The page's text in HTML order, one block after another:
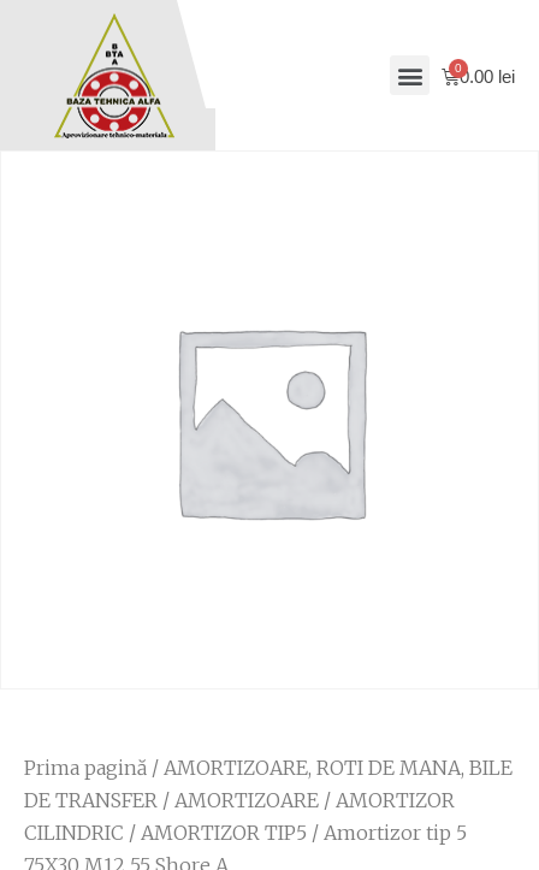
0.00 lei
Prima pagină / AMORTIZOARE, ROTI DE MANA, BILE
DE TRANSFER / AMORTIZOARE / AMORTIZOR
CILINDRIC / AMORTIZOR TIP5 / Amortizor tip 5
75X30 M12 55 Shore A